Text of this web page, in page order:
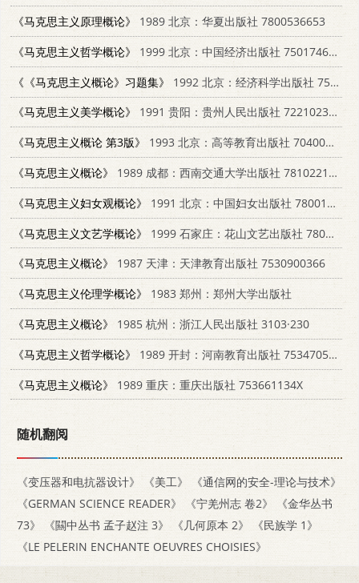
《马克思主义原理概论》
1989 北京：华夏出版社 7800536653
《马克思主义哲学概论》
1999 北京：中国经济出版社 7501746508
《《马克思主义概论》习题集》
1992 北京：经济科学出版社 7505804774
《马克思主义美学概论》
1991 贵阳：贵州人民出版社 722102376X
《马克思主义概论 第3版》
1993 北京：高等教育出版社 7040043769
《马克思主义概论》
1989 成都：西南交通大学出版社 781022123X
《马克思主义妇女观概论》
1991 北京：中国妇女出版社 7800165981
《马克思主义文艺学概论》
1999 石家庄：花山文艺出版社 7806117318
《马克思主义概论》
1987 天津：天津教育出版社 7530900366
《马克思主义伦理学概论》
1983 郑州：郑州大学出版社
《马克思主义概论》
1985 杭州：浙江人民出版社 3103·230
《马克思主义哲学概论》
1989 开封：河南教育出版社 7534705754
《马克思主义概论》
1989 重庆：重庆出版社 753661134X
随机翻阅
《变压器和电抗器设计》 《美工》
《通信网的安全-理论与技术》
《GERMAN SCIENCE READER》
《宁羌州志 卷2》
《金华丛书
73》
《闗中丛书 孟子赵注 3》 《几何原本 2》
《民族学 1》
《LE PELERIN ENCHANTE OEUVRES CHOISIES》